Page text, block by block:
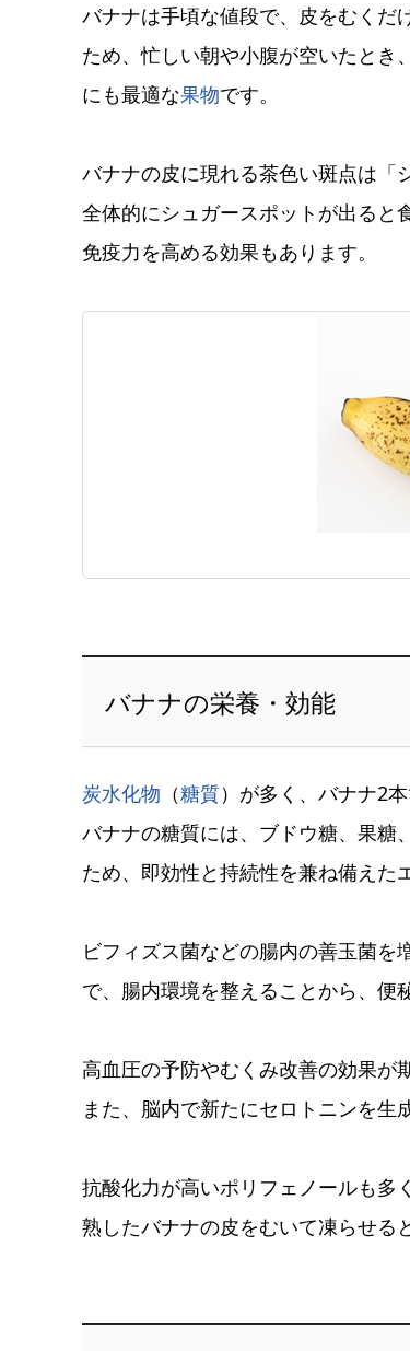
バナナは手頃な値段で、皮をむくだ
ため、忙しい朝や小腹が空いたとき
にも最適な果物です。
バナナの皮に現れる茶色い斑点は「
全体的にシュガースポットが出ると
免疫力を高める効果もあります。
バナナの栄養・効能
炭水化物 （糖質）が多く、バナナ2
バナナの糖質には、ブドウ糖、果糖
ため、即効性と持続性を兼ね備えた
ビフィズス菌などの腸内の善玉菌
で、腸内環境を整えることから、便
高血圧の予防やむくみ改善の効果が
また、脳内で新たにセロトニンを生
抗酸化力が高いポリフェノールも多
熟したバナナの皮をむいて凍らせる